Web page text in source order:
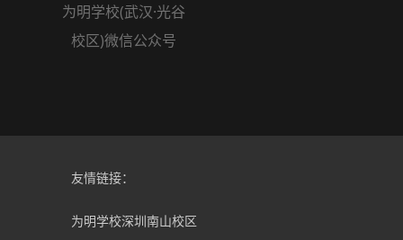
为明学校(武汉·光谷
校区)微信公众号
友情链接：
为明学校深圳南山校区